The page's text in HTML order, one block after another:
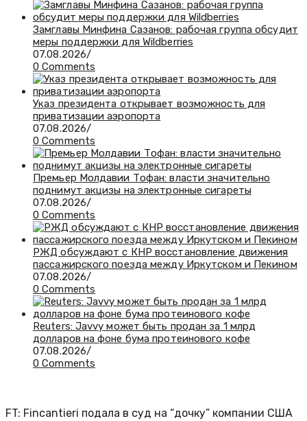
Замглавы Минфина Сазанов: рабочая группа обсудит
меры поддержки для Wildberries
07.08.2026/
0 Comments
Указ президента открывает возможность для
приватизации аэропорта
07.08.2026/
0 Comments
Премьер Молдавии Тофан: власти значительно
поднимут акцизы на электронные сигареты
07.08.2026/
0 Comments
РЖД обсуждают с КНР восстановление движения
пассажирского поезда между Иркутском и Пекином
07.08.2026/
0 Comments
Reuters: Javvy может быть продан за 1 млрд
долларов на фоне бума протеинового кофе
07.08.2026/
0 Comments
FT: Fincantieri подала в суд на “дочку” компании США